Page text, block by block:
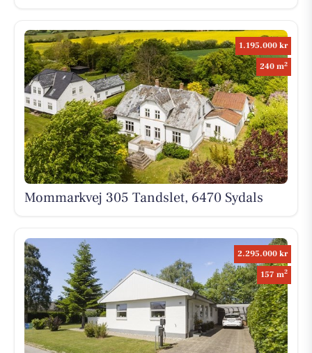
1.195.000 kr
240 m2
Mommarkvej 305 Tandslet, 6470 Sydals
2.295.000 kr
157 m2